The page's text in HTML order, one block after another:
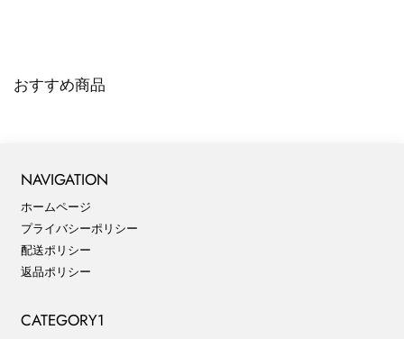
おすすめ商品
NAVIGATION
ホームページ
プライバシーポリシー
配送ポリシー
返品ポリシー
CATEGORY1